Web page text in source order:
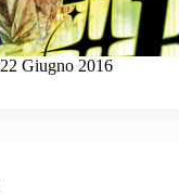
22 Giugno 2016